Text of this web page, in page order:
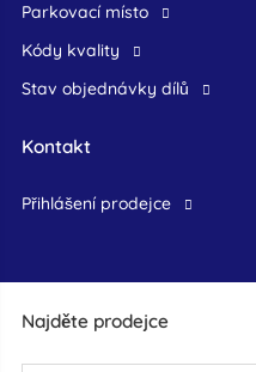
Najděte prodejce
Parkovací místo
Kódy kvality
Stav objednávky dílů
Kontakt
přihlášení prodejce